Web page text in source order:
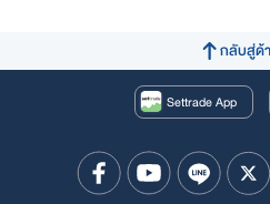
กลับสู่ด้
Settrade App